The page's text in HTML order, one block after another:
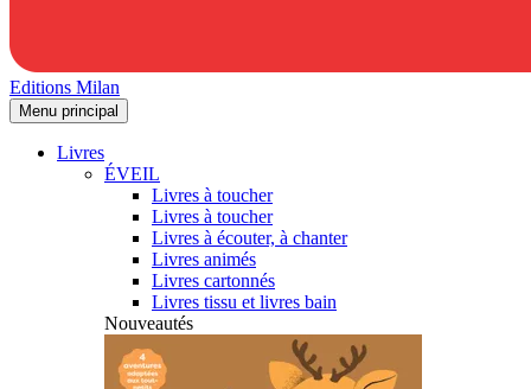
Editions Milan
Menu principal
Livres
ÉVEIL
Livres à toucher
Livres à toucher
Livres à écouter, à chanter
Livres animés
Livres cartonnés
Livres tissu et livres bain
Nouveautés